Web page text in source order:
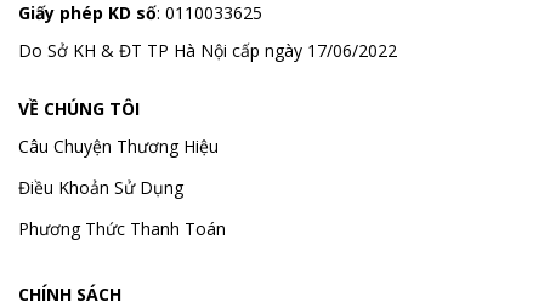
Giấy phép KD số: 0110033625
Do Sở KH & ĐT TP Hà Nội cấp ngày 17/06/2022
VỀ CHÚNG TÔI
Câu Chuyện Thương Hiệu
Điều Khoản Sử Dụng
Phương Thức Thanh Toán
CHÍNH SÁCH